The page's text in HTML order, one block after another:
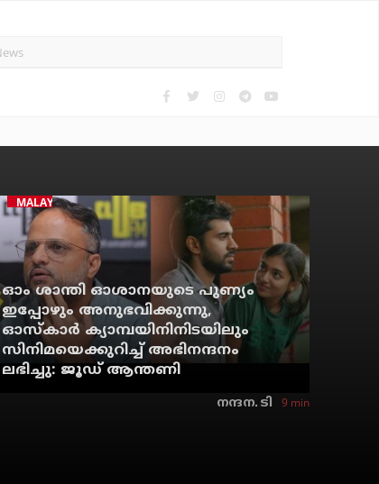
MALAYALAM CINEMA
ഓം ശാന്തി ഓശാനയുടെ പുണ്യം
ഇപ്പോഴും അനുഭവിക്കുന്നു,
ഓസ്കാർ ക്യാമ്പയിനിനിടയിലും
സിനിമയെക്കുറിച്ച് അഭിനന്ദനം
ലഭിച്ചു: ജൂഡ് ആന്തണി
നന്ദന. ടി 9 min